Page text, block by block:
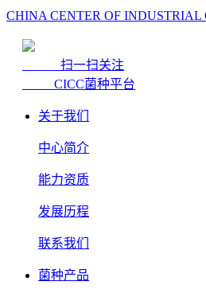
CHINA CENTER OF
扫一扫关注
CICC菌种平台
关于我们
中心简介
能力资质
发展历程
联系我们
菌种产品